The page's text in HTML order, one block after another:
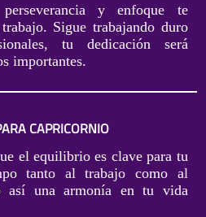
y enfoque te
Sigue trabajando duro
tu dedicación será
importantes.
CAPRICORNIO
el equilibrio es clave para tu
tanto al trabajo como al
así una armonía en tu vida